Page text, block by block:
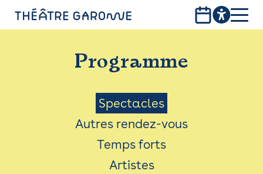
PROGRAMME
INFOS PRATIQUES
AVEC LES PUBLICS
ACCESSIBILITÉ
LES PRODUCTIONS
Programme
Menu
Saison
Spectacles
Autres rendez-vous
Temps forts
Artistes